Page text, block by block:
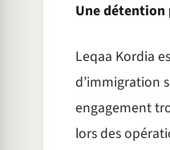
Une détention
Leqaa Kordia
d’immigration
engagement
lors des